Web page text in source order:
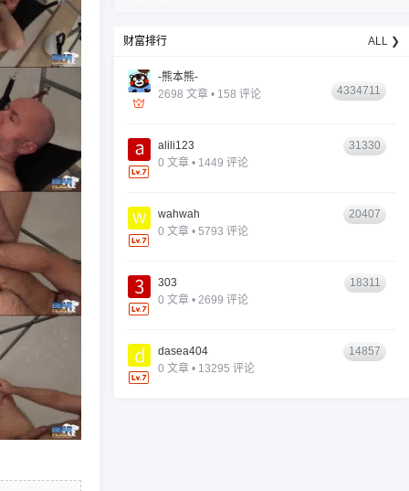
财富排行 ALL ❯
-熊本熊-
2698 文章 • 158 评论
4334711
alili123
0 文章 • 1449 评论
31330
wahwah
0 文章 • 5793 评论
20407
303
0 文章 • 2699 评论
18311
dasea404
0 文章 • 13295 评论
14857